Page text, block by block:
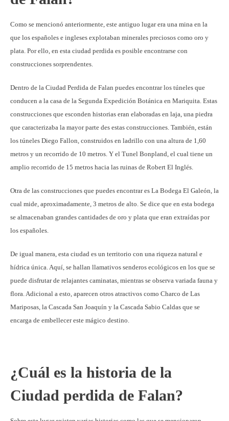
Como se mencionó anteriormente, este antiguo lugar era una mina en la
que los españoles e ingleses explotaban minerales preciosos como oro y
plata. Por ello, en esta ciudad perdida es posible encontrarse con
construcciones sorprendentes.
Dentro de la Ciudad Perdida de Falan puedes encontrar los túneles que
conducen a la casa de la Segunda Expedición Botánica en Mariquita. Estas
construcciones que esconden historias eran elaboradas en laja, una piedra
que caracterizaba la mayor parte des estas construcciones. También, están
los túneles Diego Fallon, construidos en ladrillo con una altura de 1,60
metros y un recorrido de 10 metros. Y el Tunel Bonpland, el cual tiene un
amplio recorrido de 15 metros hacia las ruinas de Robert El Inglés.
Otra de las construcciones que puedes encontrar es La Bodega El Galeón, la
cual mide, aproximadamente, 3 metros de alto. Se dice que en esta bodega
se almacenaban grandes cantidades de oro y plata que eran extraídas por
los españoles.
De igual manera, esta ciudad es un territorio con una riqueza natural e
hídrica única. Aquí, se hallan llamativos senderos ecológicos en los que se
puede disfrutar de relajantes caminatas, mientras se observa variada fauna y
flora. Adicional a esto, aparecen otros atractivos como Charco de Las
Mariposas, la Cascada San Joaquín y la Cascada Sabio Caldas que se
encarga de embellecer este mágico destino.
¿Cuál es la historia de la
Ciudad perdida de Falan?